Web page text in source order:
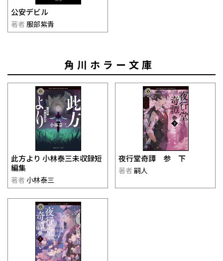
公安デビル
著者 服部紫青
角川ホラー文庫
此方より 小林泰三未収録短
編集
著者 小林泰三
夜行堂奇譚 参 下
著者 嗣人